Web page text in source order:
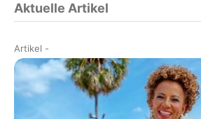
Aktuelle Artikel
Artikel -